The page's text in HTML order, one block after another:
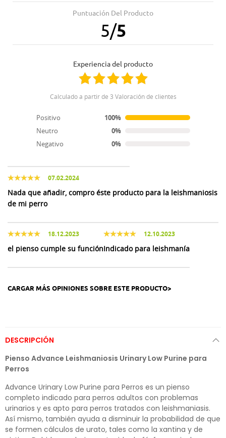
Puntuación Del Producto
5/5
Experiencia del producto
Calculado a partir de 3 Valoración de clientes
Positivo
100%
Neutro
0%
Negativo
0%
Es ideal para mi perro
21.05.2025 08.11.2024
Calidad al mejor precio
26.06.2024
Justo lo que pedí y muy buen precio
07.02.2024
Nada que añadir, compro éste producto para la leishmaniosis
de mi perro
18.12.2023
el pienso cumple su función
12.10.2023
Indicado para leishmanía
CARGAR MÁS OPINIONES SOBRE ESTE PRODUCTO>
DESCRIPCIÓN
Pienso Advance Leishmaniosis Urinary Low Purine para
Perros
Advance Urinary Low Purine para Perros es un pienso
completo indicado para perros adultos con problemas
urinarios y es apto para perros tratados con leishmaniasis.
Así mismo, también ayuda a disminuir la probabilidad de que
se formen cálculos de urato, tales como la xantina y de